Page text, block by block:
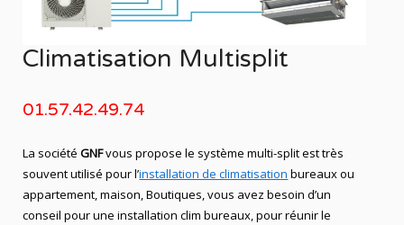
Climatisation Multisplit
01.57.42.49.74
La société GNFvous propose le système multi-split est très
souvent utilisé pour l’installation de climatisation bureaux ou
appartement, maison, Boutiques, vous avez besoin d’un
conseil pour une installation clim bureaux, pour réunir le